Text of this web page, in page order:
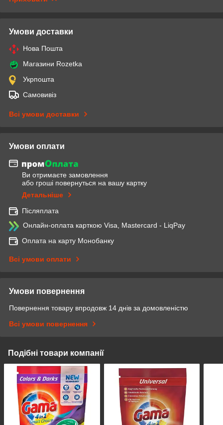
Умови доставки
Нова Пошта
Магазини Rozetka
Укрпошта
Самовивіз
Всі умови доставки
Умови оплати
Ви отримаєте замовлення
або гроші повернуться на вашу картку
Детальніше
Післяплата
Онлайн-оплата карткою Visa, Mastercard - LiqPay
Оплата на карту Монобанку
Всі умови оплати
Умови повернення
Повернення товару впродовж 14 днів за домовленістю
Всі умови повернення
Подібні товари компанії